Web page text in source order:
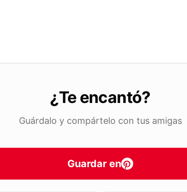
¿Te encantó?
Guárdalo y compártelo con tus amigas
Guardar en